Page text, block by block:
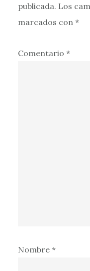
publicada. Los
marcados con *
Comentario *
Nombre *